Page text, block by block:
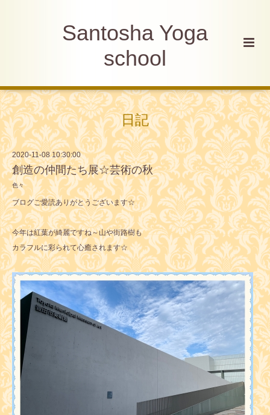
Santosha Yoga
school
日記
2020-11-08 10:30:00
創造の仲間たち展☆芸術の秋
色々
ブログご愛読ありがとうございます☆
今年は紅葉が綺麗ですね～山や街路樹も
カラフルに彩られて心癒されます☆